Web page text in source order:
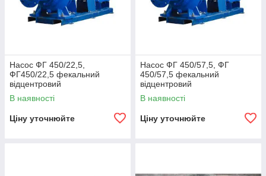
Насос ФГ 450/22,5,
ФГ450/22,5 фекальний
відцентровий
В наявності
Ціну уточнюйте
Насос ФГ 450/57,5, ФГ
450/57,5 фекальний
відцентровий
В наявності
Ціну уточнюйте